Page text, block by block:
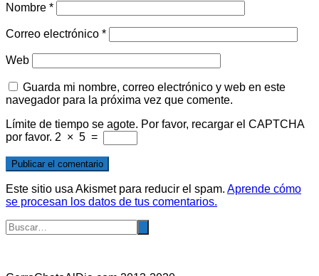
Nombre *
Correo electrónico *
Web
Guarda mi nombre, correo electrónico y web en este
navegador para la próxima vez que comente.
Límite de tiempo se agote. Por favor, recargar el CAPTCHA
por favor. 2 × 5 =
Este sitio usa Akismet para reducir el spam. Aprende cómo
se procesan los datos de tus comentarios.